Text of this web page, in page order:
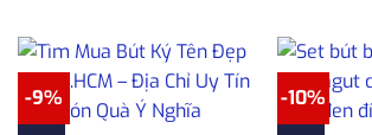
-9% -10%